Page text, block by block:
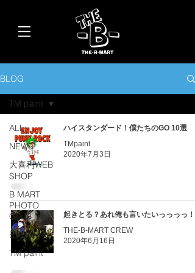
BLOG
ALL
NEWS
大喜利WEB
SHOP
B MART
PHOTO
CLUB
EVENT
TM paint
TM paint
ハイスタンダード！僕たちのGO 10選
TMpaint
2020年7月3日
起きとる？あれ俺も言いたいっっっっ！
THE-B-MART CREW
2020年6月16日